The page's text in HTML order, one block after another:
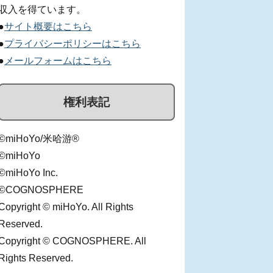
入を得ています。
サイト概要はこちら
プライバシーポリシーはこちら
メールフォームはこちら
権利表記
米哈游®
Inc.
© miHoYo. All Rights
© COGNOSPHERE. All
Reserved.